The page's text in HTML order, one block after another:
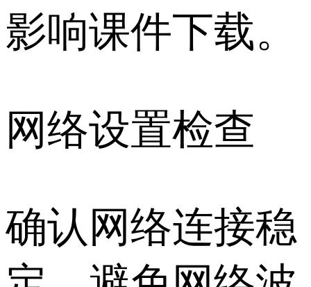
影响课件下载。
网络设置检查
确认网络连接稳